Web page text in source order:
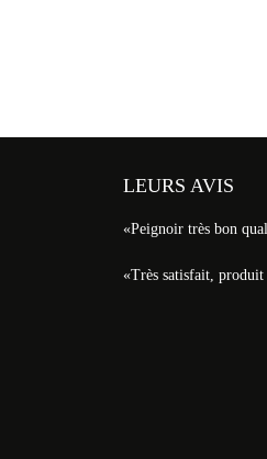
LEURS AVIS
«Peignoir très bon
«Très satisfait,